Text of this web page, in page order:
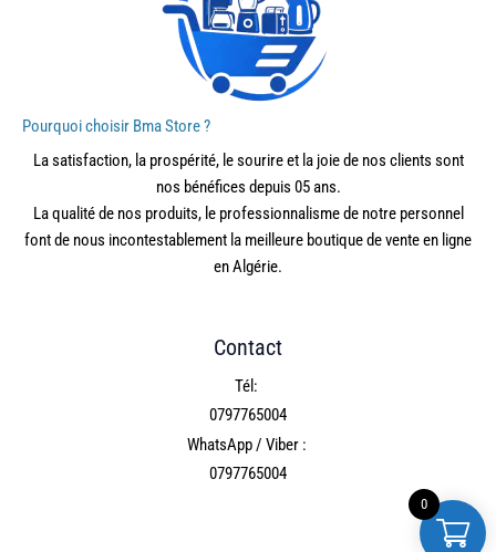
0
Pourquoi choisir Bma Store ?
La satisfaction, la prospérité, le sourire et la joie de nos clients sont
nos bénéfices depuis 05 ans.
La qualité de nos produits, le professionnalisme de notre personnel
font de nous incontestablement la meilleure boutique de vente en ligne
en Algérie.
Contact
Tél:
0797765004
WhatsApp / Viber :
0797765004